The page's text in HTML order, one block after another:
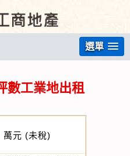
選單
數工業地出租
萬元 (未稅)